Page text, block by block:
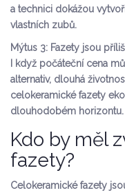
a technici dokážou
vlastních zubů.
Mýtus 3: Fazety jsou
I když počáteční cena
alternativ, dlouhá
celokeramické fazety
dlouhodobém horizontu.
Kdo by měl
fazety?
Celokeramické fazety